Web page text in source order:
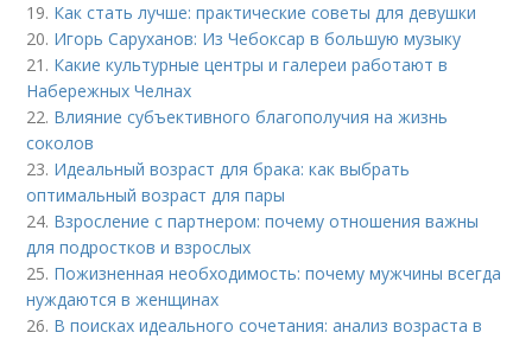
19. Как стать лучше: практические советы для девушки
20. Игорь Саруханов: Из Чебоксар в большую музыку
21. Какие культурные центры и галереи работают в
Набережных Челнах
22. Влияние субъективного благополучия на жизнь
соколов
23. Идеальный возраст для брака: как выбрать
оптимальный возраст для пары
24. Взросление с партнером: почему отношения важны
для подростков и взрослых
25. Пожизненная необходимость: почему мужчины всегда
нуждаются в женщинах
26. В поисках идеального сочетания: анализ возраста в